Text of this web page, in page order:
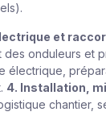
).
et
des onduleurs et
électrique,
4. Installation,
chantier,